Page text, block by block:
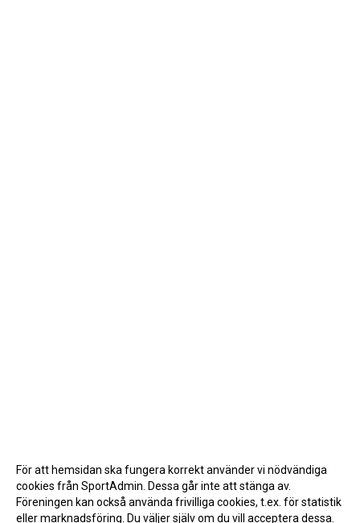
För att hemsidan ska fungera korrekt använder vi nödvändiga
cookies från SportAdmin. Dessa går inte att stänga av.
Föreningen kan också använda frivilliga cookies, t.ex. för statistik
eller marknadsföring. Du väljer själv om du vill acceptera dessa.